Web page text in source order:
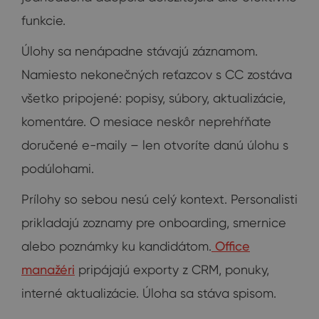
funkcie.
Úlohy sa nenápadne stávajú záznamom.
Namiesto nekonečných reťazcov s CC zostáva
všetko pripojené: popisy, súbory, aktualizácie,
komentáre. O mesiace neskôr neprehŕňate
doručené e-maily – len otvoríte danú úlohu s
podúlohami.
Prílohy so sebou nesú celý kontext. Personalisti
prikladajú zoznamy pre onboarding, smernice
alebo poznámky ku kandidátom. Office
manažéri pripájajú exporty z CRM, ponuky,
interné aktualizácie. Úloha sa stáva spisom.